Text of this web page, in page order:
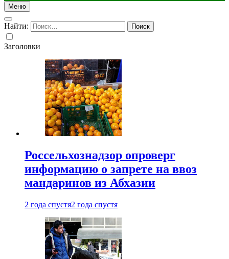
Меню
Найти:
Заголовки
Россельхознадзор опроверг
информацию о запрете на ввоз
мандаринов из Абхазии
2 года спустя2 года спустя